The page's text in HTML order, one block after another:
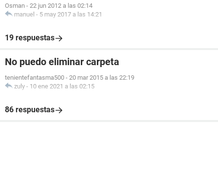
Osman - 22 jun 2012 a las 02:14
manuel - 5 may 2017 a las 14:21
19 respuestas
No puedo eliminar carpeta
tenientefantasma500 - 20 mar 2015 a las 22:19
zuly - 10 ene 2021 a las 02:15
86 respuestas